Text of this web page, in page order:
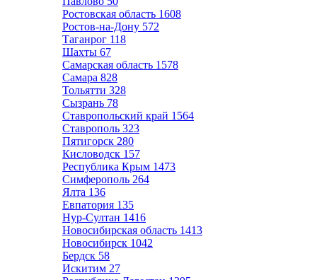
Ростовская область 1608
Ростов-на-Дону 572
Таганрог 118
Шахты 67
Самарская область 1578
Самара 828
Тольятти 328
Сызрань 78
Ставропольский край 1564
Ставрополь 323
Пятигорск 280
Кисловодск 157
Республика Крым 1473
Симферополь 264
Ялта 136
Евпатория 135
Нур-Султан 1416
Новосибирская область 1413
Новосибирск 1042
Бердск 58
Искитим 27